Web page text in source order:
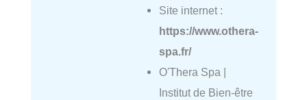
Site internet :
https://www.othera-
spa.fr/
O'Thera Spa |
Institut de Bien-être